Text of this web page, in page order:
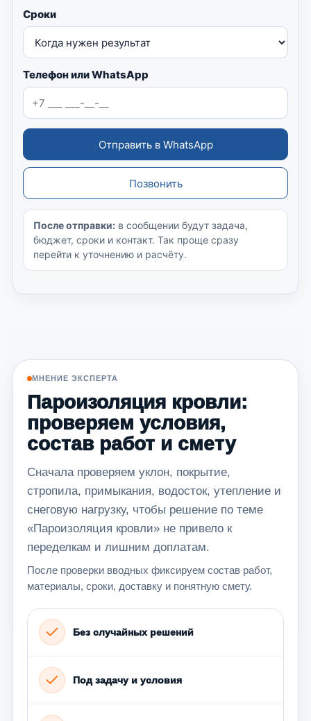
Сроки
Телефон или WhatsApp
Отправить в WhatsApp
Позвонить
После отправки: в сообщении будут задача,
бюджет, сроки и контакт. Так проще сразу
перейти к уточнению и расчёту.
МНЕНИЕ ЭКСПЕРТА
Пароизоляция кровли:
проверяем условия,
состав работ и смету
Сначала проверяем уклон, покрытие,
стропила, примыкания, водосток, утепление и
снеговую нагрузку, чтобы решение по теме
«Пароизоляция кровли» не привело к
переделкам и лишним доплатам.
После проверки вводных фиксируем состав работ,
материалы, сроки, доставку и понятную смету.
Без случайных решений
Под задачу и условия